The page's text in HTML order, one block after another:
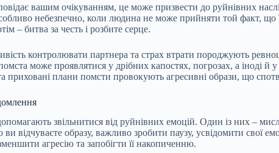
вашим очікуванням, це може призвести до руйнівних
небезпечно, коли людина не може прийняти той факт, що
– битва за честь і розбите серце.
контролювати партнера та страх втрати породжують
може проявлятися у дрібних капостях, погрозах, а іноді
приховані плани помсти провокують агресивні образи, що
звільнитися від руйнівних емоцій. Один із них –
відчуваєте образу, важливо зробити паузу, усвідомити свої
агресію та запобігти її накопиченню.